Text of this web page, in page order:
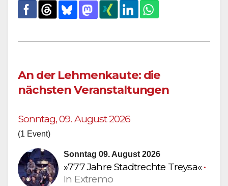
An der Lehmenkaute: die
nächsten Veranstaltungen
Sonntag, 09. August 2026
(1 Event)
Sonntag 09. August 2026
»777 Jahre Stadtrechte Treysa«•
In Extremo